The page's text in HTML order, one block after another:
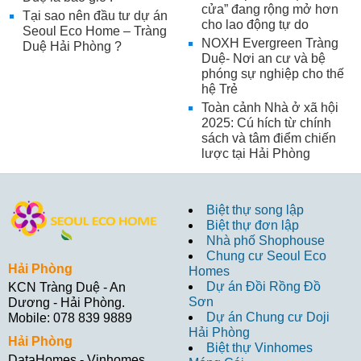
cửa” đang rộng mở hơn
cho lao động tự do
NOXH Evergreen Tràng
Duệ- Nơi an cư và bệ
phóng sự nghiệp cho thế
hệ Trẻ
Toàn cảnh Nhà ở xã hội
2025: Cú hích từ chính
sách và tâm điểm chiến
lược tại Hải Phòng
Tại sao nên đầu tư dự án
Seoul Eco Home – Tràng
Duệ Hải Phòng ?
Hải Phòng
KCN Tràng Duệ - An
Dương - Hải Phòng.
Mobile: 078 839 9889
Hải Phòng
Biệt thự song lập
Biệt thự đơn lập
Nhà phố Shophouse
Chung cư Seoul Eco
Homes
Dự án Đồi Rồng Đồ
Sơn
Dự án Chung cư Doji
Hải Phòng
Biệt thự Vinhomes